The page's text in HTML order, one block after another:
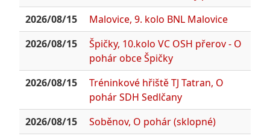
2026/08/15
Malovice, 9. kolo BNL Malovice
2026/08/15
Špičky, 10.kolo VC OSH přerov - O
pohár obce Špičky
2026/08/15
Tréninkové hřiště TJ Tatran, O
pohár SDH Sedlčany
2026/08/15
Soběnov, O pohár (sklopné)